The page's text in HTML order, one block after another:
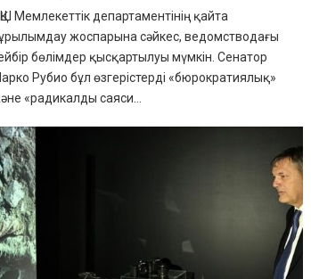
Мемлекеттік департаментінің қайта
жоспарына сәйкес, ведомстводағы
бөлімдер қысқартылуы мүмкін. Сенатор
Рубио бұл өзгерістерді «бюрократиялық»
«радикалды саяси...